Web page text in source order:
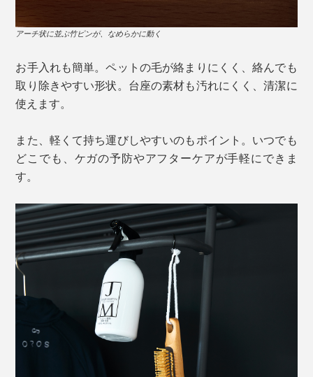
アーチ状に並ぶ竹ピンが、なめらかに動く
お手入れも簡単。ペットの毛が絡まりにくく、絡んでも
取り除きやすい形状。台座の素材も汚れにくく、清潔に
使えます。
また、軽くて持ち運びしやすいのもポイント。いつでも
どこでも、ケガの予防やアフターケアが手軽にできま
す。